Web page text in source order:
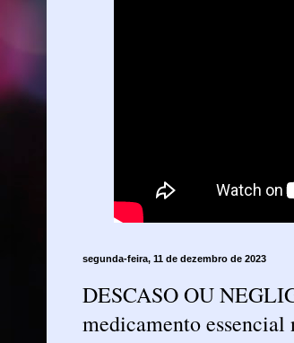
segunda-feira, 11 de dezembro de 2023
DESCASO OU
medicamento essencial